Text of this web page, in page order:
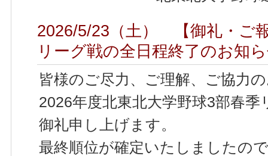
2026/5/23（土） 【御礼・ご
リーグ戦の全日程終了のお知
皆様のご尽力、ご理解、ご協力
2026年度北東北大学野球3部春
御礼申し上げます。
最終順位が確定いたしましたの